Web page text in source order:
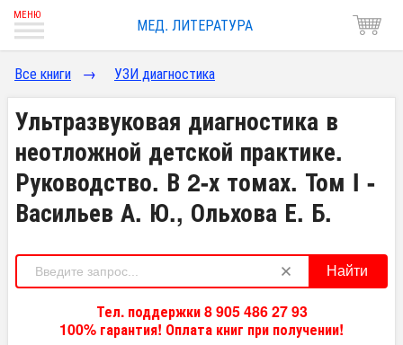
МЕД. ЛИТЕРАТУРА
Все книги → УЗИ диагностика
Ультразвуковая диагностика в
неотложной детской практике.
Руководство. В 2-х томах. Том I -
Васильев А. Ю., Ольхова Е. Б.
Найти
Тел. поддержки 8 905 486 27 93
100% гарантия! Оплата книг при получении!